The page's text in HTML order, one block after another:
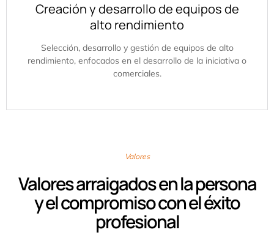
Creación y desarrollo de equipos de
alto rendimiento
Selección, desarrollo y gestión de equipos de alto
rendimiento, enfocados en el desarrollo de la iniciativa o
comerciales.
Valores
Valores arraigados en la persona
y el compromiso con el éxito
profesional